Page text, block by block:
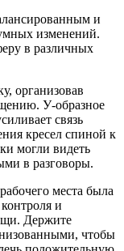
и
изменений.
в различных
организовав
У-образное
связь
кресел спиной к
могли видеть
в разговоры.
места была
и
Держите
чтобы